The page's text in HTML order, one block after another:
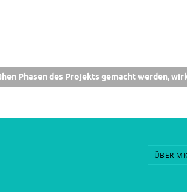
des Projekts gemacht werden, wirken
ÜBER